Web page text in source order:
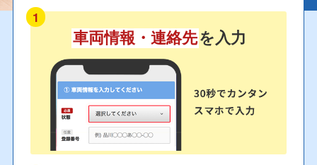
1
車両情報・連絡先を入力